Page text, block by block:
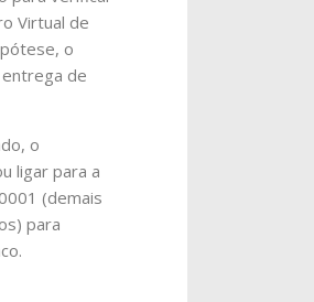
Virtual de
o
de
o
ligar para a
(demais
para